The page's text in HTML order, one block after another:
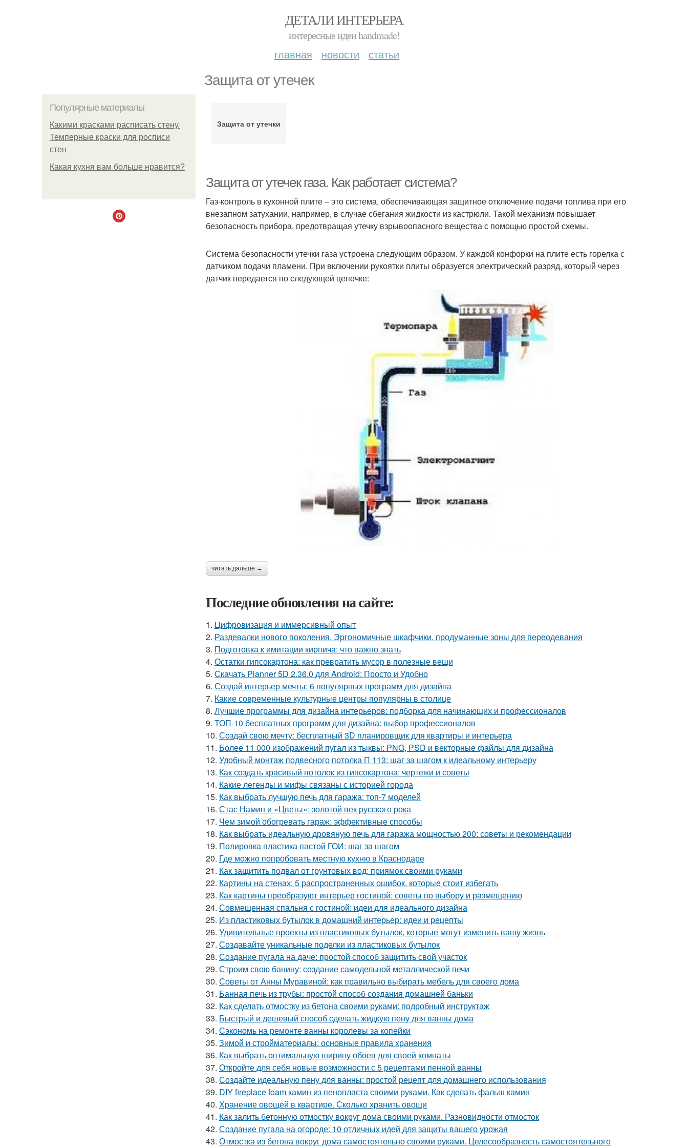
ДЕТАЛИ ИНТЕРЬЕРА
интересные идеи handmade!
главная новости статьи
Защита от утечек
Популярные материалы
Какими красками расписать стену.
Темперные краски для росписи
стен
Какая кухня вам больше нравится?
Защита от утечки
Защита от утечек газа. Как работает система?
Газ-контроль в кухонной плите – это система, обеспечивающая защитное отключение подачи топлива при его
внезапном затухании, например, в случае сбегания жидкости из кастрюли. Такой механизм повышает
безопасность прибора, предотвращая утечку взрывоопасного вещества с помощью простой схемы.
Система безопасности утечки газа устроена следующим образом. У каждой конфорки на плите есть горелка с
датчиком подачи пламени. При включении рукоятки плиты образуется электрический разряд, который через
датчик передается по следующей цепочке:
читать дальше →
Последние обновления на сайте:
1. Цифровизация и иммерсивный опыт
2. Раздевалки нового поколения. Эргономичные шкафчики, продуманные зоны для переодевания
3. Подготовка к имитации кирпича: что важно знать
4. Остатки гипсокартона: как превратить мусор в полезные вещи
5. Скачать Planner 5D 2.36.0 для Android: Просто и Удобно
6. Создай интерьер мечты: 6 популярных программ для дизайна
7. Какие современные культурные центры популярны в столице
8. Лучшие программы для дизайна интерьеров: подборка для начинающих и профессионалов
9. ТОП-10 бесплатных программ для дизайна: выбор профессионалов
10. Создай свою мечту: бесплатный 3D планировщик для квартиры и интерьера
11. Более 11 000 изображений пугал из тыквы: PNG, PSD и векторные файлы для дизайна
12. Удобный монтаж подвесного потолка П 113: шаг за шагом к идеальному интерьеру
13. Как создать красивый потолок из гипсокартона: чертежи и советы
14. Какие легенды и мифы связаны с историей города
15. Как выбрать лучшую печь для гаража: топ-7 моделей
16. Стас Намин и «Цветы»: золотой век русского рока
17. Чем зимой обогревать гараж: эффективные способы
18. Как выбрать идеальную дровяную печь для гаража мощностью 200: советы и рекомендации
19. Полировка пластика пастой ГОИ: шаг за шагом
20. Где можно попробовать местную кухню в Краснодаре
21. Как защитить подвал от грунтовых вод: приямок своими руками
22. Картины на стенах: 5 распространенных ошибок, которые стоит избегать
23. Как картины преобразуют интерьер гостиной: советы по выбору и размещению
24. Совмещенная спальня с гостиной: идеи для идеального дизайна
25. Из пластиковых бутылок в домашний интерьер: идеи и рецепты
26. Удивительные проекты из пластиковых бутылок, которые могут изменить вашу жизнь
27. Создавайте уникальные поделки из пластиковых бутылок
28. Создание пугала на даче: простой способ защитить свой участок
29. Строим свою банину: создание самодельной металлической печи
30. Советы от Анны Муравиной: как правильно выбирать мебель для своего дома
31. Банная печь из трубы: простой способ создания домашней баньки
32. Как сделать отмостку из бетона своими руками: подробный инструктаж
33. Быстрый и дешевый способ сделать жидкую пену для ванны дома
34. Сэкономь на ремонте ванны королевы за копейки
35. Зимой и стройматериалы: основные правила хранения
36. Как выбрать оптимальную ширину обоев для своей комнаты
37. Откройте для себя новые возможности с 5 рецептами пенной ванны
38. Создайте идеальную пену для ванны: простой рецепт для домашнего использования
39. DIY fireplace foam камин из пенопласта своими руками. Как сделать фальш камин
40. Хранение овощей в квартире. Сколько хранить овощи
41. Как залить бетонную отмостку вокруг дома своими руками. Разновидности отмосток
42. Создание пугала на огороде: 10 отличных идей для защиты вашего урожая
43. Отмостка из бетона вокруг дома самостоятельно своими руками. Целесообразность самостоятельного